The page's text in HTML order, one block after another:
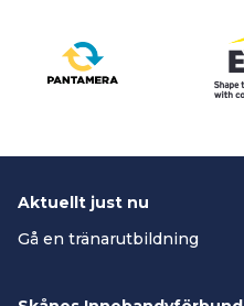
Aktuellt just nu
Gå en tränarutbildning